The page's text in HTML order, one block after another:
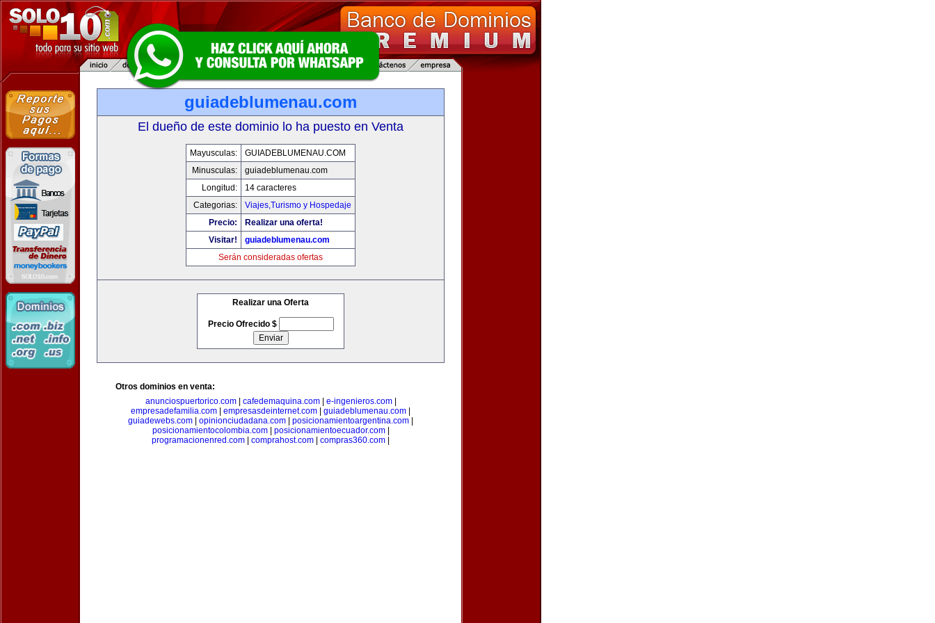
guiadeblumenau.com
El dueño de este dominio lo ha puesto en Venta
Mayusculas:
GUIADEBLUMENAU.COM
Minusculas:
guiadeblumenau.com
Longitud:
14 caracteres
Categorias:
Viajes,Turismo y Hospedaje
Precio:
Realizar una oferta!
Visitar!
guiadeblumenau.com
Serán consideradas ofertas
Realizar una Oferta
Precio Ofrecido $
Otros dominios en venta:
anunciospuertorico.com| cafedemaquina.com| e-ingenieros.com|
empresadefamilia.com
empresasdeinternet.com guiadeblumenau.com
guiadewebs.com
opinionciudadana.com posicionamientoargentina.com
posicionamientocolombia.com| posicionamientoecuador.com|
programacionenred.com
comprahost.com compras360.com